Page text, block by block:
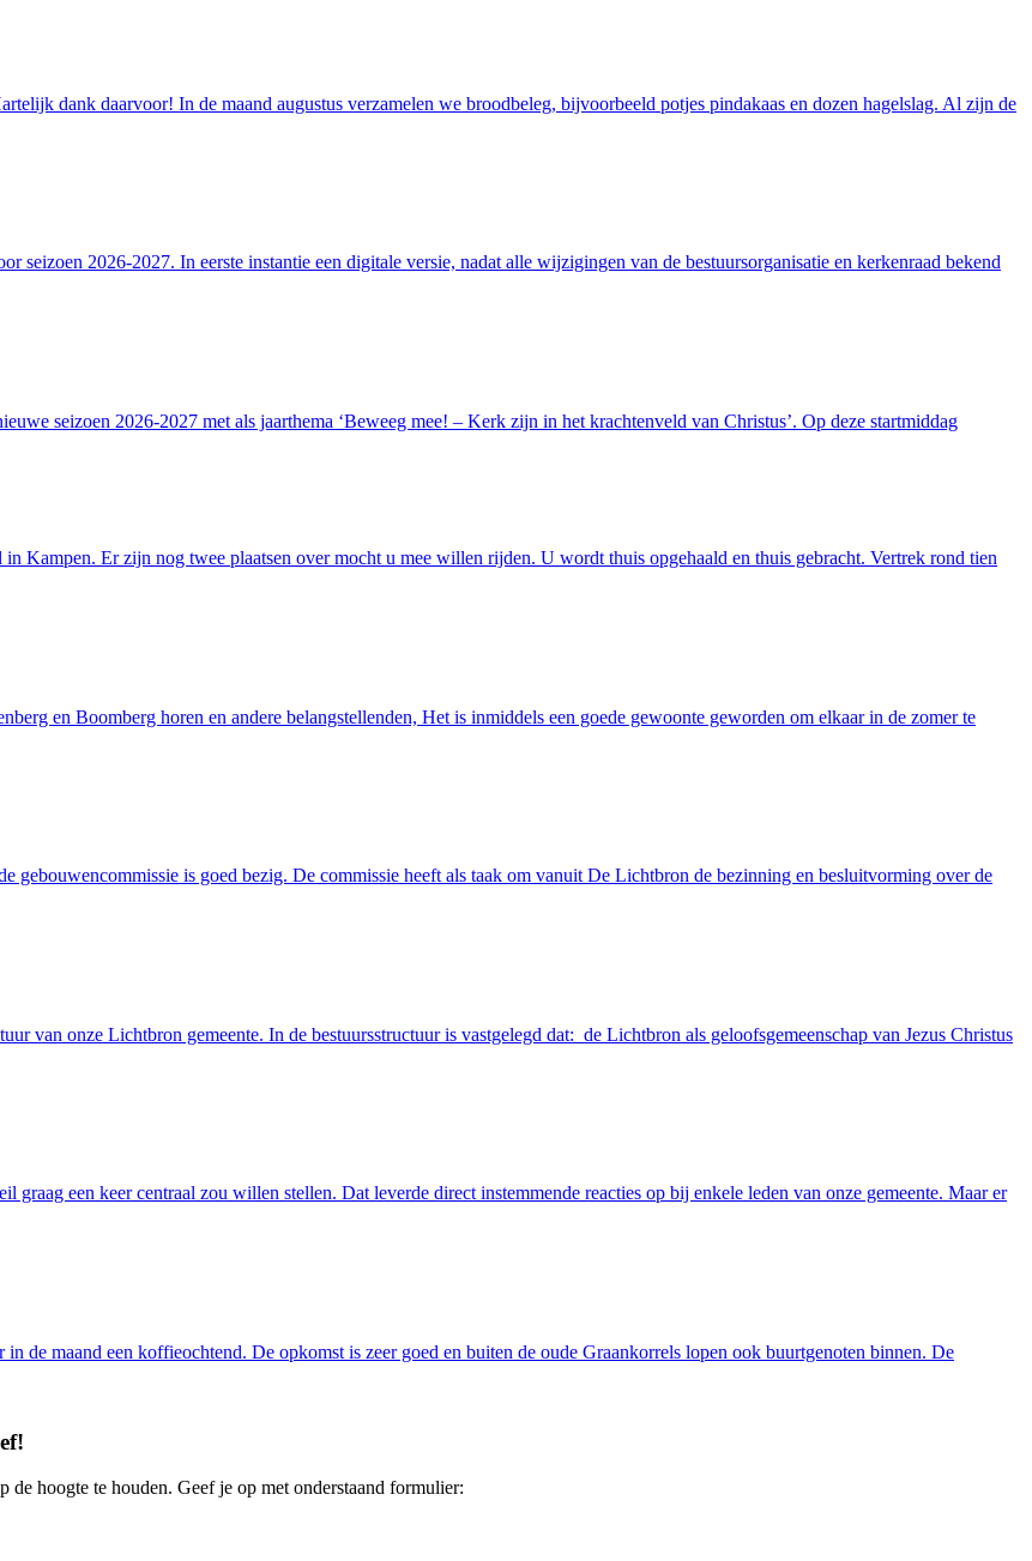
dank daarvoor! In de maand augustus verzamelen we broodbeleg, bijvoorbeeld potjes pindakaas en dozen hagelslag. Al zijn de
seizoen 2026-2027. In eerste instantie een digitale versie, nadat alle wijzigingen van de bestuursorganisatie en kerkenraad bekend
seizoen 2026-2027 met als jaarthema ‘Beweeg mee! – Kerk zijn in het krachtenveld van Christus’. Op deze startmiddag
Kampen. Er zijn nog twee plaatsen over mocht u mee willen rijden. U wordt thuis opgehaald en thuis gebracht. Vertrek rond tien
en Boomberg horen en andere belangstellenden, Het is inmiddels een goede gewoonte geworden om elkaar in de zomer te
gebouwencommissie is goed bezig. De commissie heeft als taak om vanuit De Lichtbron de bezinning en besluitvorming over de
van onze Lichtbron gemeente. In de bestuursstructuur is vastgelegd dat: de Lichtbron als geloofsgemeenschap van Jezus Christus
graag een keer centraal zou willen stellen. Dat leverde direct instemmende reacties op bij enkele leden van onze gemeente. Maar er
de maand een koffieochtend. De opkomst is zeer goed en buiten de oude Graankorrels lopen ook buurtgenoten binnen. De
!
hoogte te houden. Geef je op met onderstaand formulier: